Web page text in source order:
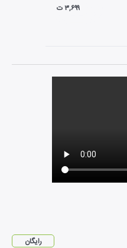
۳,۶۹۹ ت
رایگان